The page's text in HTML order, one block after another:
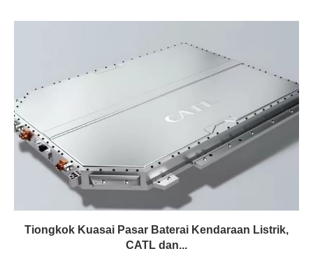
Tiongkok Kuasai Pasar Baterai Kendaraan Listrik,
CATL dan...